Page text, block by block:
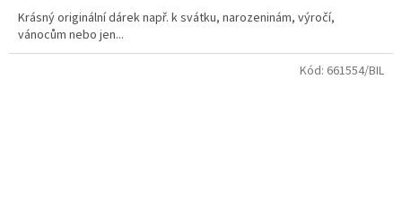
Krásný originální dárek např. k svátku, narozeninám, výročí,
vánocům nebo jen...
Kód: 661554/BIL